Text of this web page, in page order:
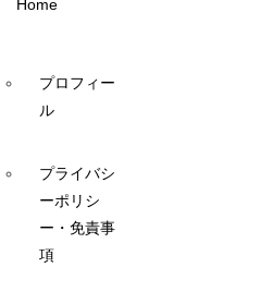
Home
プロフィー
ル
プライバシ
ーポリシ
ー・免責事
項